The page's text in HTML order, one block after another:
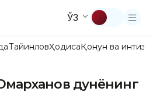
ЎЗ
ТайинловҲодисаҚонун ва
дунёнинг